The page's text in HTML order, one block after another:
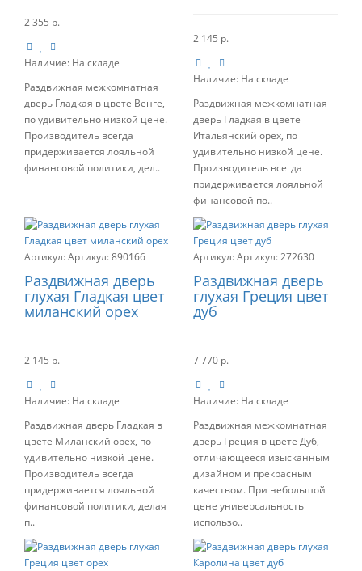
2 355 р.
Наличие: На складе
Раздвижная межкомнатная
дверь Гладкая в цвете Венге,
по удивительно низкой цене.
Производитель всегда
придерживается лояльной
финансовой политики, дел..
2 145 р.
Наличие: На складе
Раздвижная межкомнатная
дверь Гладкая в цвете
Итальянский орех, по
удивительно низкой цене.
Производитель всегда
придерживается лояльной
финансовой по..
Артикул:890166
Раздвижная дверь
глухая Гладкая цвет
миланский орех
2 145 р.
Наличие: На складе
Раздвижная дверь Гладкая в
цвете Миланский орех, по
удивительно низкой цене.
Производитель всегда
придерживается лояльной
финансовой политики, делая
п..
Артикул:272630
Раздвижная дверь
глухая Греция цвет
дуб
7 770 р.
Наличие: На складе
Раздвижная межкомнатная
дверь Греция в цвете Дуб,
отличающееся изысканным
дизайном и прекрасным
качеством. При небольшой
цене универсальность
использо..